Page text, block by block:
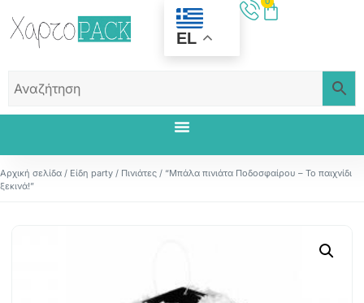
EL
Αρχική σελίδα / Είδη party / Πινιάτες / “Μπάλα πινιάτα Ποδοσφαίρου – Το παιχνίδι
ξεκινά!”